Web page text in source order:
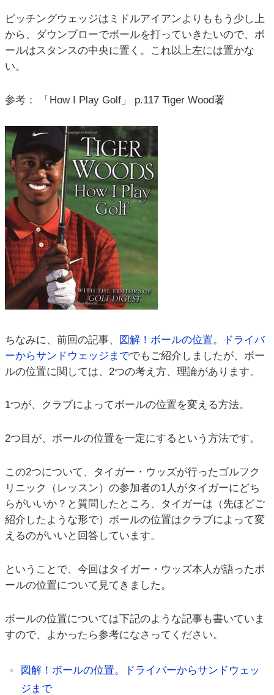
ピッチングウェッジはミドルアイアンよりももう少し上
から、ダウンブローでボールを打っていきたいので、ボ
ールはスタンスの中央に置く。これ以上左には置かな
い。
参考： 「How I Play Golf」 p.117 Tiger Wood著
ちなみに、前回の記事、
図解！ボールの位置。ドライバ
ーからサンドウェッジまででもご紹介しましたが、ボー
ルの位置に関しては、2つの考え方、理論があります。
1つが、クラブによってボールの位置を変える方法。
2つ目が、ボールの位置を一定にするという方法です。
この2つについて、タイガー・ウッズが行ったゴルフク
リニック（レッスン）の参加者の1人がタイガーにどち
らがいいか？と質問したところ、タイガーは（先ほどご
紹介したような形で）ボールの位置はクラブによって変
えるのがいいと回答しています。
ということで、今回はタイガー・ウッズ本人が語ったボ
ールの位置について見てきました。
ボールの位置については下記のような記事も書いていま
すので、よかったら参考になさってください。
図解！ボールの位置。ドライバーからサンドウェッ
ジまで